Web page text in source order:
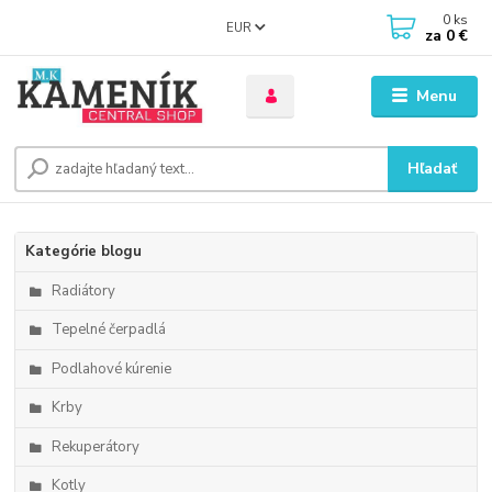
Menu
EUR
Hľadať
0 ks
za 0 €
Kategórie blogu
Radiátory
Tepelné čerpadlá
Podlahové kúrenie
Krby
Rekuperátory
Kotly